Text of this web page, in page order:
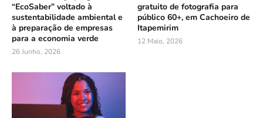
“EcoSaber” voltado à
sustentabilidade ambiental e
à preparação de empresas
para a economia verde
26 Junho, 2026
gratuito de fotografia para
público 60+, em Cachoeiro de
Itapemirim
12 Maio, 2026